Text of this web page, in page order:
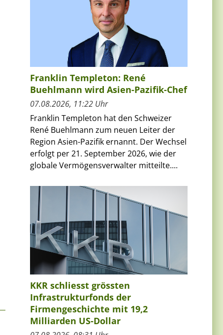
Franklin Templeton: René
Buehlmann wird Asien-Pazifik-Chef
07.08.2026, 11:22 Uhr
Franklin Templeton hat den Schweizer
René Buehlmann zum neuen Leiter der
Region Asien-Pazifik ernannt. Der Wechsel
erfolgt per 21. September 2026, wie der
globale Vermögensverwalter mitteilte....
KKR schliesst grössten
Infrastrukturfonds der
Firmengeschichte mit 19,2
Milliarden US-Dollar